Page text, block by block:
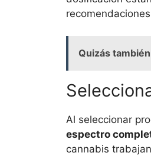
Quizás
Al seleccionar
espectro
cannabis